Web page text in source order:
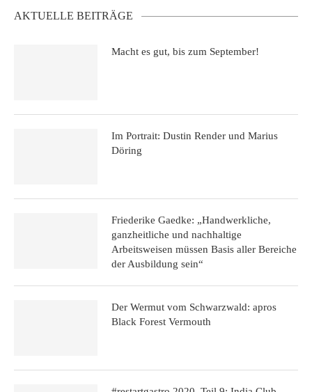
AKTUELLE BEITRÄGE
Macht es gut, bis zum September!
Im Portrait: Dustin Render und Marius
Döring
Friederike Gaedke: „Handwerkliche,
ganzheitliche und nachhaltige
Arbeitsweisen müssen Basis aller Bereiche
der Ausbildung sein“
Der Wermut vom Schwarzwald: apros
Black Forest Vermouth